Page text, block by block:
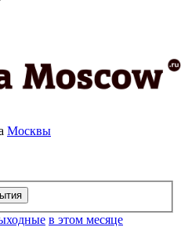
Москвы
в этом месяце